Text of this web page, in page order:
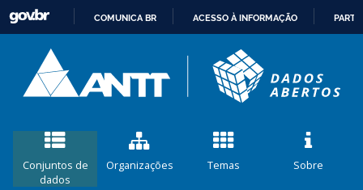
CONTEÚDO
COMUNICA BR ACESSO À INFORMAÇÃO
Conjuntos de
dados
Organizações Temas Sobre